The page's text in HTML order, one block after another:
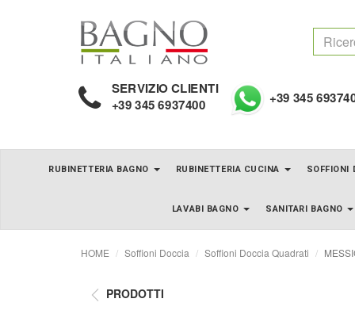
SERVIZIO CLIENTI
+39 345 6937400 +39 345
RUBINETTERIA BAGNO RUBINETTERIA CUCINA SOFFIONI
LAVABI BAGNO SANITARI BAGNO
HOME Soffioni Doccia Soffioni Doccia Quadrati
PRODOTTI